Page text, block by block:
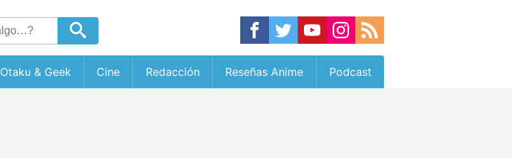
Otaku & Geek Cine Redacción Reseñas Anime Podcast